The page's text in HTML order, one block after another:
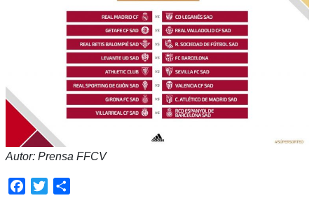
Autor: Prensa FFCV
Facebook
Twitter